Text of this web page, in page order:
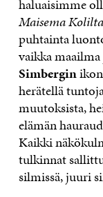
haluaisimme
Maisema Kolilta
puhtainta
vaikka
Simbergin
herätellä
muutoksista,
elämän
Kaikki
tulkinnat
silmissä, juuri